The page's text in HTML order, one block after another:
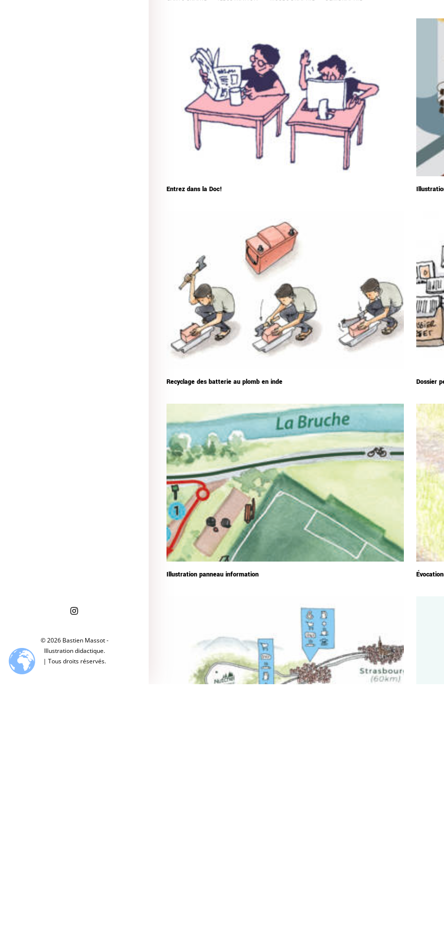
© 2026 Bastien Massot -
Illustration didactique.
| Tous droits réservés.
Entrez dans la Doc!
Recyclage des batterie au plomb en inde Dossier
Illustration panneau information